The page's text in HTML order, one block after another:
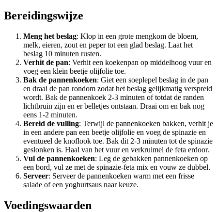
Bereidingswijze
Meng het beslag: Klop in een grote mengkom de bloem,
melk, eieren, zout en peper tot een glad beslag. Laat het
beslag 10 minuten rusten.
Verhit de pan: Verhit een koekenpan op middelhoog vuur en
voeg een klein beetje olijfolie toe.
Bak de pannenkoeken: Giet een soeplepel beslag in de pan
en draai de pan rondom zodat het beslag gelijkmatig verspreid
wordt. Bak de pannenkoek 2-3 minuten of totdat de randen
lichtbruin zijn en er belletjes ontstaan. Draai om en bak nog
eens 1-2 minuten.
Bereid de vulling: Terwijl de pannenkoeken bakken, verhit je
in een andere pan een beetje olijfolie en voeg de spinazie en
eventueel de knoflook toe. Bak dit 2-3 minuten tot de spinazie
geslonken is. Haal van het vuur en verkruimel de feta erdoor.
Vul de pannenkoeken: Leg de gebakken pannenkoeken op
een bord, vul ze met de spinazie-feta mix en vouw ze dubbel.
Serveer: Serveer de pannenkoeken warm met een frisse
salade of een yoghurtsaus naar keuze.
Voedingswaarden